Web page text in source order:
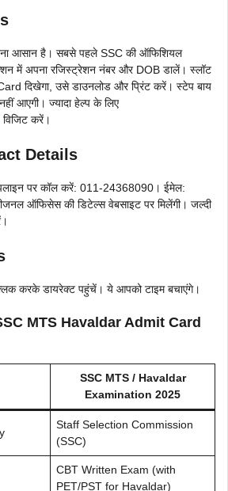
आसान है। सबसे पहले SSC की ऑफिशियल
में अपना रजिस्ट्रेशन नंबर और DOB डालें। स्लॉट
दिखेगा, उसे डाउनलोड और प्रिंट करें। स्टेप बाय
आएगी। ज्यादा हेल्प के लिए
विजिट करें।
Details
पर कॉल करें: 011-24368090। ईमेल:
ऑफिसेस की डिटेल्स वेबसाइट पर मिलेंगी। जल्दी
करके डायरेक्ट पहुंचें। ये आपको टाइम बचाएंगे।
MTS Havaldar Admit Card
SSC MTS / Havaldar
Examination 2025
Staff Selection Commission
(SSC)
CBT Written Exam (with
PET/PST for Havaldar)